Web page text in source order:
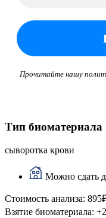
Прочитайте нашу
Тип биоматериала
сыворотка крови
Можно сдать
Стоимость анализа: 895
Взятие биоматериала: +